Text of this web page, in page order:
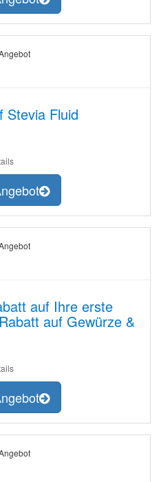
Stevia Fluid
auf Ihre erste
auf Gewürze &